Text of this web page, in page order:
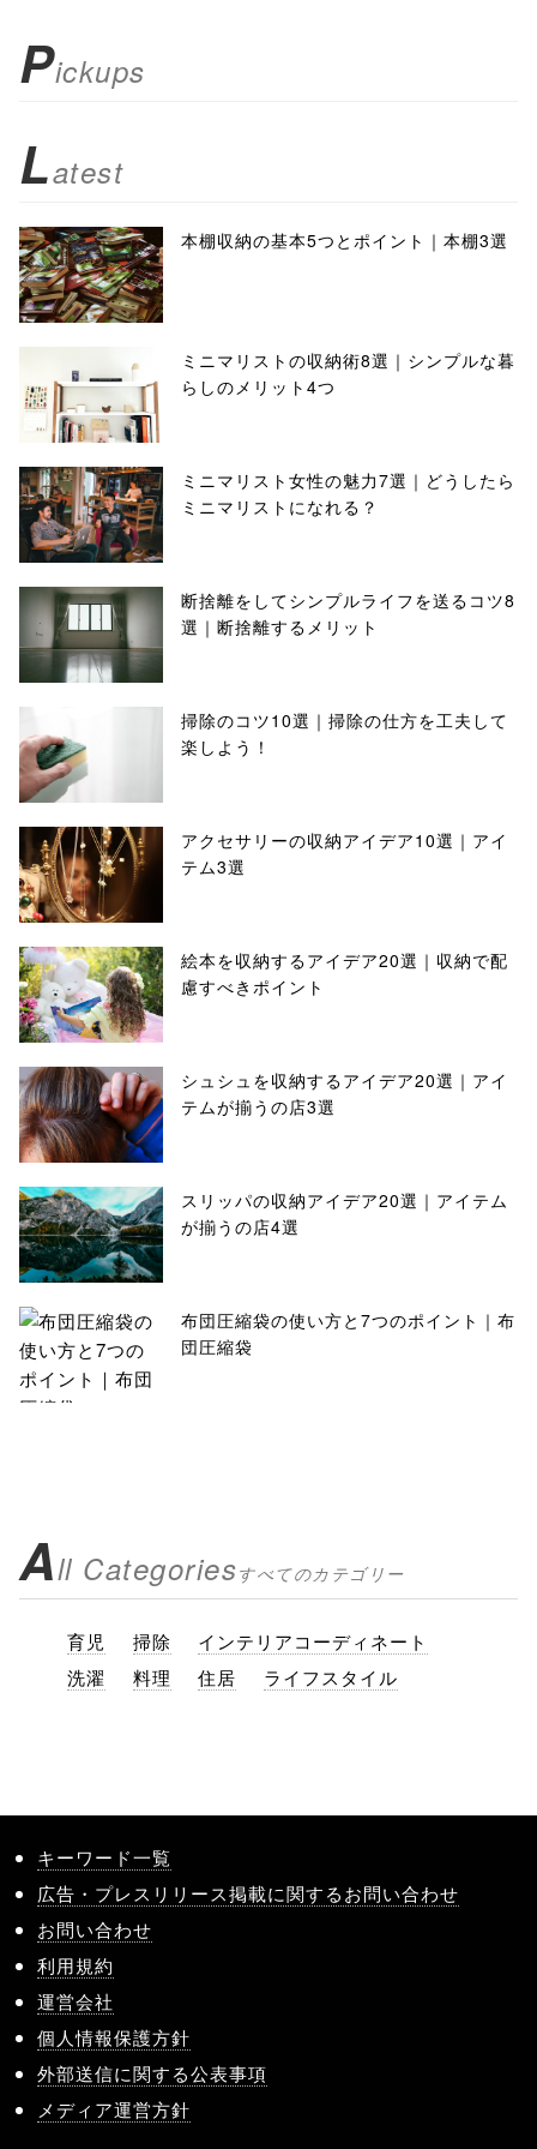
Pickups
Latest
本棚収納の基本5つとポイント｜本棚3選
ミニマリストの収納術8選｜シンプルな暮
らしのメリット4つ
ミニマリスト女性の魅力7選｜どうしたら
ミニマリストになれる？
断捨離をしてシンプルライフを送るコツ8
選｜断捨離するメリット
掃除のコツ10選｜掃除の仕方を工夫して
楽しよう！
アクセサリーの収納アイデア10選｜アイ
テム3選
絵本を収納するアイデア20選｜収納で配
慮すべきポイント
シュシュを収納するアイデア20選｜アイ
テムが揃うの店3選
スリッパの収納アイデア20選｜アイテム
が揃うの店4選
布団圧縮袋の使い方と7つのポイント｜布
団圧縮袋
All Categoriesすべてのカテゴリー
育児 掃除
インテリアコーディネート
洗濯
料理 住居 ライフスタイル
キーワード一覧
広告・プレスリリース掲載に関するお問い合わせ
お問い合わせ
利用規約
運営会社
個人情報保護方針
外部送信に関する公表事項
メディア運営方針